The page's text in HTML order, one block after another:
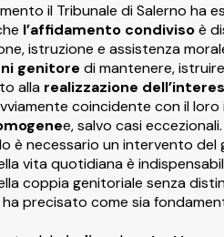
il Tribunale di Salerno
l’affidamento condivisoè
istruzione e assistenza
genitore di mantenere,
alla realizzazione
coincidente con il
e, salvo casi eccezionali.
è necessario un intervento del
vita quotidiana è
coppia genitoriale senza
ha precisato come sia